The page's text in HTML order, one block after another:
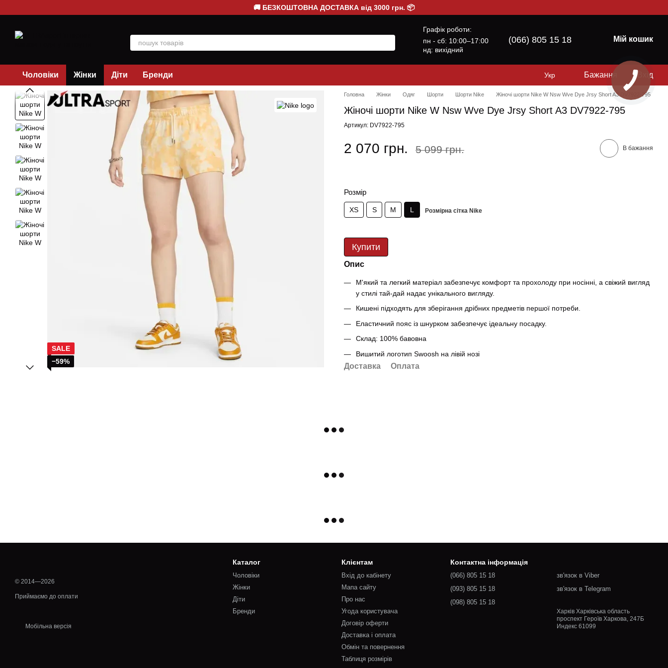
🚚 БЕЗКОШТОВНА ДОСТАВКА від 3000 грн. 📦
Графік роботи:
пн - сб: 10:00–17:00
нд: вихідний
(066) 805 15 18 Мій кошик
Чоловіки Жінки Діти Бренди Укр Бажання Вхід
SALE
−59%
Головна Жінки Одяг Шорти Шорти Nike Жіночі шорти Nike W Nsw Wve Dye Jrsy Short A3 DV7922-795
Жіночі шорти Nike W Nsw Wve Dye Jrsy Short A3 DV7922-795
Артикул: DV7922-795
2 070 грн. 5 099 грн. В бажання
Розмір
XS S M L Розмірна сітка Nike
Купити
Опис
М'який та легкий матеріал забезпечує комфорт та прохолоду при носінні, а свіжий вигляд
у стилі тай-дай надає унікального вигляду.
Кишені підходять для зберігання дрібних предметів першої потреби.
Еластичний пояс із шнурком забезпечує ідеальну посадку.
Склад: 100% бавовна
Вишитий логотип Swoosh на лівій нозі
Доставка Оплата
© 2014—2026
Приймаємо до оплати
Мобільна версія
Каталог
Чоловіки
Жінки
Діти
Бренди
Клієнтам
Вхід до кабінету
Мапа сайту
Про нас
Угода користувача
Договір оферти
Доставка і оплата
Обмін та повернення
Таблиця розмірів
Контактна інформація
(066) 805 15 18
(093) 805 15 18
(098) 805 15 18
зв'язок в Viber
зв'язок в Telegram
Харків Харківська область
проспект Героїв Харкова, 247Б
Индекс 61099